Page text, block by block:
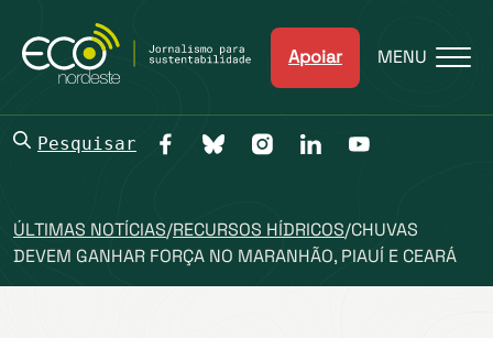
Apoiar MENU
Pesquisar
ÚLTIMAS NOTÍCIAS/RECURSOS HÍDRICOS/CHUVAS
DEVEM GANHAR FORÇA NO MARANHÃO, PIAUÍ E CEARÁ